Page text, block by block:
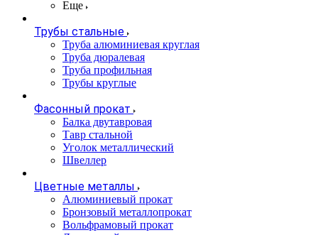
Еще
Трубы стальные
Труба алюминиевая круглая
Труба дюралевая
Труба профильная
Трубы круглые
Фасонный прокат
Балка двутавровая
Тавр стальной
Уголок металлический
Швеллер
Цветные металлы
Алюминиевый прокат
Бронзовый металлопрокат
Вольфрамовый прокат